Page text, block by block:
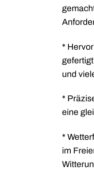
*
und
*
eine
*
im